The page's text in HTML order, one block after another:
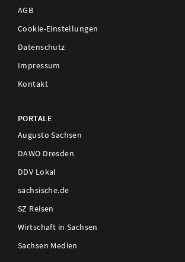
AGB
Cookie-Einstellungen
Datenschutz
Impressum
Kontakt
PORTALE
Augusto Sachsen
DAWO Dresden
DDV Lokal
sächsische.de
SZ Reisen
Wirtschaft in Sachsen
Sachsen Medien